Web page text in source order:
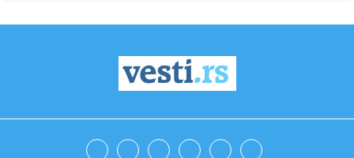
Dječak iz BiH uspješno se oporavlja nakon ugradnje
Nastavljaju se pregovori?